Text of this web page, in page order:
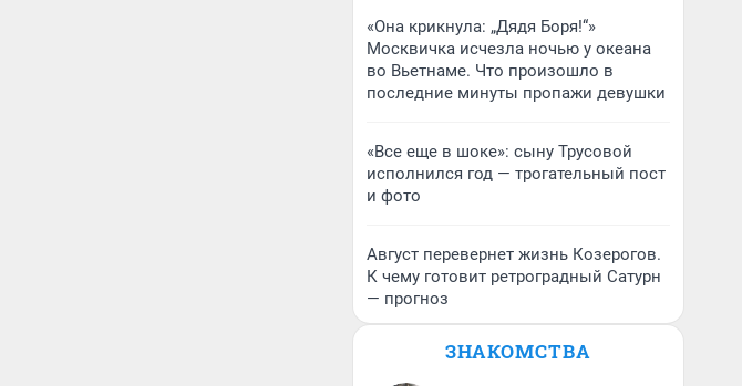
«Она крикнула: „Дядя Боря!“»
Москвичка исчезла ночью у океана
во Вьетнаме. Что произошло в
последние минуты пропажи девушки
«Все еще в шоке»: сыну Трусовой
исполнился год — трогательный пост
и фото
Август перевернет жизнь Козерогов.
К чему готовит ретроградный Сатурн
— прогноз
ЗНАКОМСТВА